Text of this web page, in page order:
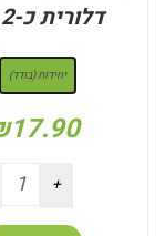
דלורית כ-2 ק”ג
יחידות (בודד)
17.90